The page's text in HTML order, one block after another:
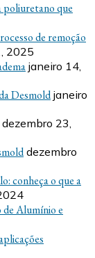
poliuretano que
de remoção
2025
janeiro 14,
Desmold janeiro
dezembro 23,
dezembro
conheça o que a
de Alumínio e